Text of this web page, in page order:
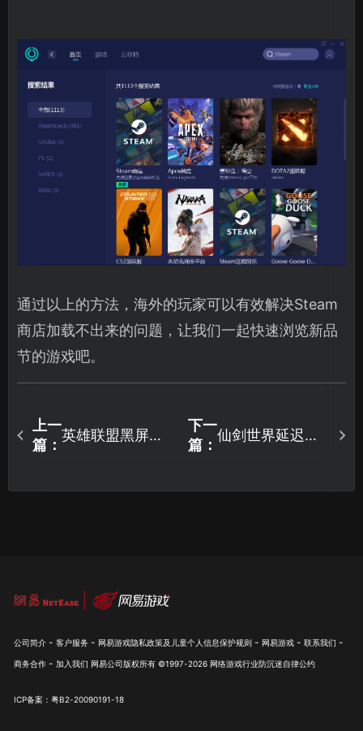
通过以上的方法，海外的玩家可以有效解决Steam
商店加载不出来的问题，让我们一起快速浏览新品
节的游戏吧。
上一
篇：
英雄联盟黑屏登
录！
下一
篇：
仙剑世界延迟高
延迟！
公司简介 - 客户服务 - 网易游戏隐私政策及儿童个人信息保护规则 - 网易游戏 - 联系我们 -
商务合作 - 加入我们 网易公司版权所有 ©1997-2026 网络游戏行业防沉迷自律公约
ICP备案：粤B2-20090191-18